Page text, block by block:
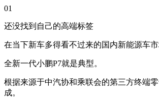
01
还没找到自己的高端标签
在当下新车多得看不过来的国内新能源车
全新一代小鹏P7就是典型。
根据来源于中汽协和乘联会的第三方终端
成。